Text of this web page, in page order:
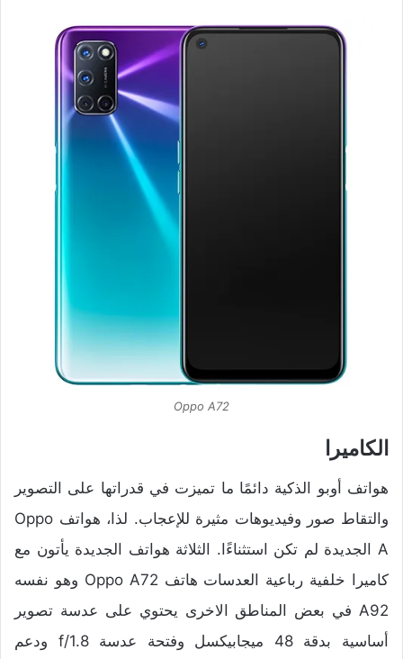
Oppo A72
الكاميرا
هواتف أوبو الذكية دائمًا ما تميزت في قدراتها على التصوير
والتقاط صور وفيديوهات مثيرة للإعجاب. لذا، هواتف Oppo
A الجديدة لم تكن استثناءًا. الثلاثة هواتف الجديدة يأتون مع
كاميرا خلفية رباعية العدسات هاتف Oppo A72 وهو نفسه
A92 في بعض المناطق الاخرى يحتوي على عدسة تصوير
أساسية بدقة 48 ميجابيكسل وفتحة عدسة f/1.8 ودعم